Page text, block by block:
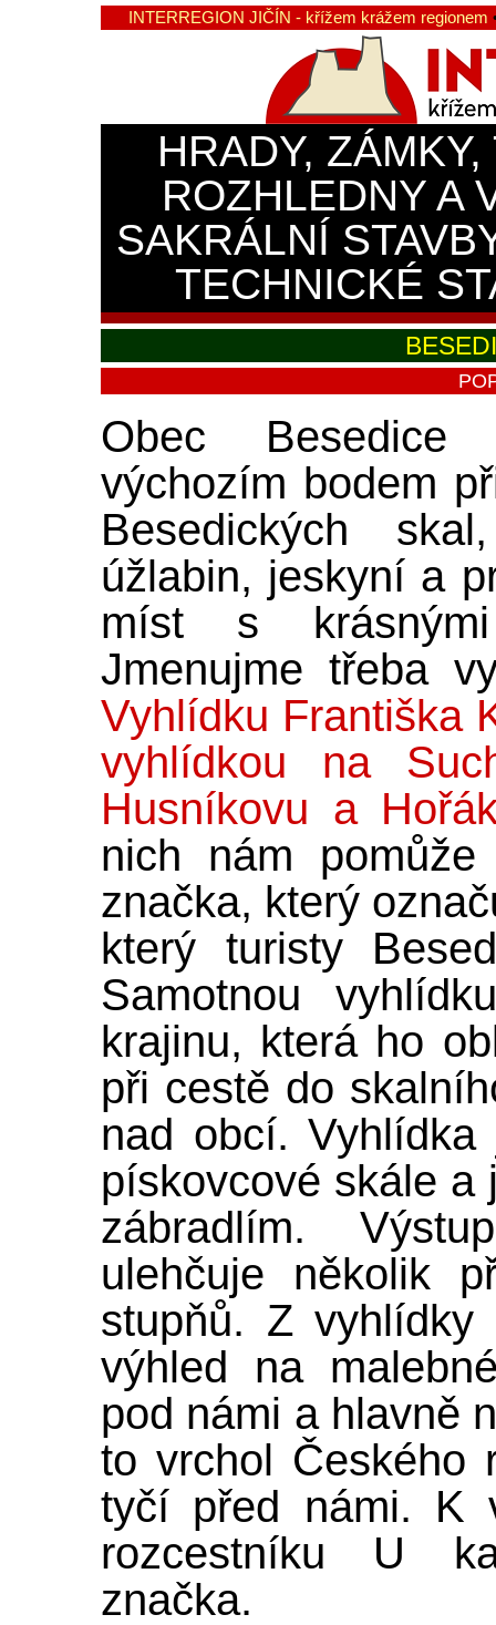
INTERREGION JIČÍN - křížem krážem regionem
HRADY,
ROZHLEDNY A
SAKRÁLNÍ
TECHNICKÉ
Obec
výchozím bodem
Besedických
úžlabin, jeskyní a
míst s
Jmenujme třeba
Vyhlídku Františka
vyhlídkou na
Husníkovu a
nich nám
značka, který
který turisty
Samotnou
krajinu, která ho
při cestě do
nad obcí.
pískovcové skále a
zábradlím.
ulehčuje několik
stupňů. Z
výhled na
pod námi a hlavně
to vrchol Českého
tyčí před námi. K
rozcestníku U
značka.